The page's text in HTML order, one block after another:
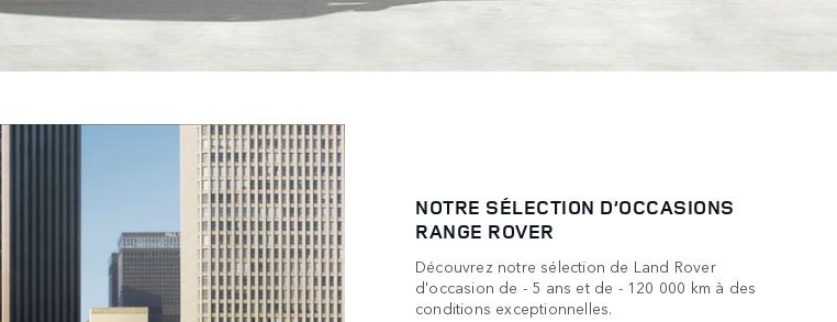
NOTRE SÉLECTION D’OCCASIONS
RANGE ROVER
Découvrez notre sélection de Land Rover
d'occasion de - 5 ans et de - 120 000 km à des
conditions exceptionnelles.